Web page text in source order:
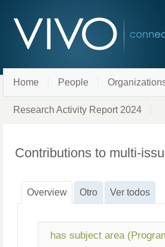
Home People
Research Activity Report 2024
Contributions to multi-
Overview Otro Ver todos
has subject area